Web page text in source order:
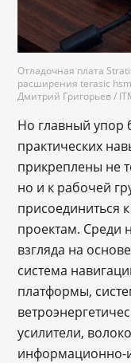
Отладочная плата
расширения terasic
Дмитрий Григорьев /
Но главный упор
практических
прикреплены не
но и к рабочей
присоединиться
проектам. Среди
взгляда на
система
платформы,
усилители,
информационно-